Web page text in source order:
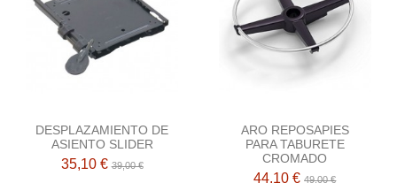
DESPLAZAMIENTO DE
ASIENTO SLIDER
35,10 €39,00 €
ARO REPOSAPIES
PARA TABURETE
CROMADO
44,10 €49,00 €